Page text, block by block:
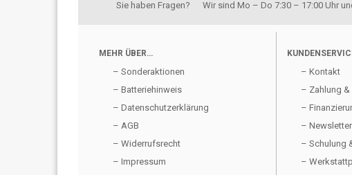
Sie haben Fragen? Wir sind Mo – Do 7:30 – 17:00 Uhr
MEHR ÜBER…
– Sonderaktionen
– Batteriehinweis
– Datenschutzerklärung
– AGB
– Widerrufsrecht
– Impressum
– Kontakt
– Zahlung &
–
– Newsletter
– Schulung
–